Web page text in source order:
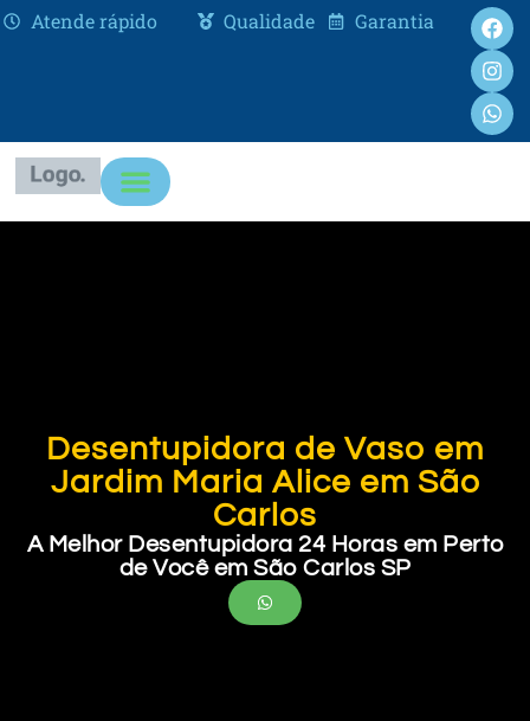
Atende rápido Qualidade Garantia
Desentupidora de Vaso em
Jardim Maria Alice em São
Carlos
A Melhor Desentupidora 24 Horas em Perto
de Você em São Carlos SP